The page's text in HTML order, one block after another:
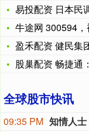
易投配资 日本民
牛途网 300594，
盈禾配资 健民集
股巢配资 畅捷通
全球股市快讯
09:35 PM